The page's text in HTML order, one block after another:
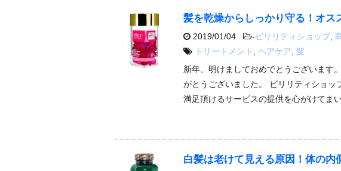
髪を乾燥からしっかり守る！オス
2019/01/04 -ビリリティショップ,
トリートメント
ヘアケア 髪
新年、明けましておめでとうございます
がとうございました。 ビリリティショ
満足頂けるサービスの提供を心がけてま
白髪は老けて見える原因！体の内